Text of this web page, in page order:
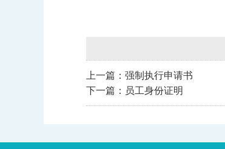
上一篇： 强制执行申请书
下一篇： 员工身份证明